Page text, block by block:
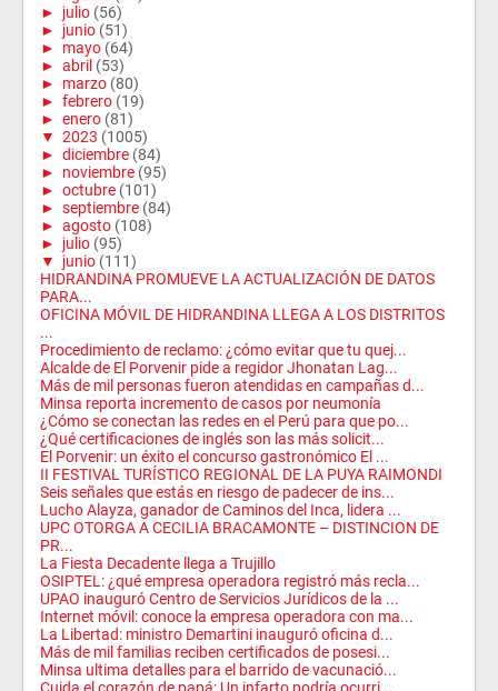
► julio (56)
► junio (51)
► mayo (64)
► abril (53)
► marzo (80)
► febrero (19)
► enero (81)
▼ 2023 (1005)
► diciembre (84)
► noviembre (95)
► octubre (101)
► septiembre (84)
► agosto (108)
► julio (95)
▼
junio (111)
HIDRANDINA PROMUEVE LA ACTUALIZACIÓN DE DATOS
PARA...
OFICINA MÓVIL DE HIDRANDINA LLEGA A LOS DISTRITOS
...
Procedimiento de reclamo: ¿cómo evitar que tu quej...
Alcalde de El Porvenir pide a regidor Jhonatan Lag...
Más de mil personas fueron atendidas en campañas d...
Minsa reporta incremento de casos por neumonía
¿Cómo se conectan las redes en el Perú para que po...
¿Qué certificaciones de inglés son las más solicit...
El Porvenir: un éxito el concurso gastronómico El ...
II FESTIVAL TURÍSTICO REGIONAL DE LA PUYA RAIMONDI
Seis señales que estás en riesgo de padecer de ins...
Lucho Alayza, ganador de Caminos del Inca, lidera ...
UPC OTORGA A CECILIA BRACAMONTE – DISTINCION DE
PR...
La Fiesta Decadente llega a Trujillo
OSIPTEL: ¿qué empresa operadora registró más recla...
UPAO inauguró Centro de Servicios Jurídicos de la ...
Internet móvil: conoce la empresa operadora con ma...
La Libertad: ministro Demartini inauguró oficina d...
Más de mil familias reciben certificados de posesi...
Minsa ultima detalles para el barrido de vacunació...